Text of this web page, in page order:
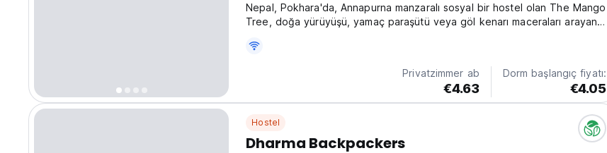
Nepal, Pokhara'da, Annapurna manzaralı sosyal bir hostel olan The Mango
Tree, doğa yürüyüşü, yamaç paraşütü veya göl kenarı maceraları arayan
Privatzimmer ab
€4.63
Dorm başlangıç fiyatı:
€4.05
Hostel
Dharma Backpackers